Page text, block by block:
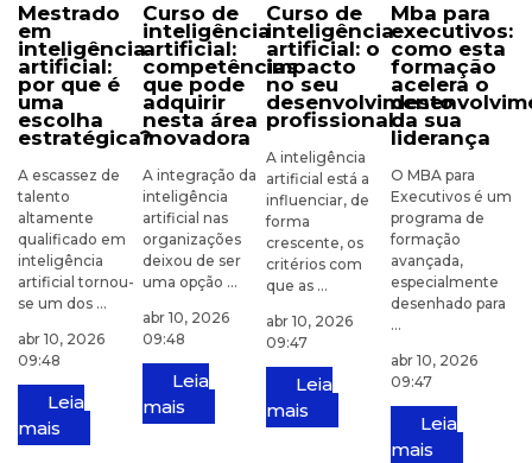
mestrado
em
inteligência
artificial:
por que é
uma
escolha
estratégica?
A escassez de
talento
altamente
qualificado em
inteligência
artificial tornou-
se um dos ...
abr 10, 2026
09:48
Leia
mais
curso de
inteligência
artificial:
competências
que pode
adquirir
nesta área
inovadora
A integração da
inteligência
artificial nas
organizações
deixou de ser
uma opção ...
abr 10, 2026
09:48
Leia
mais
curso de
inteligência
artificial: o
impacto
no seu
desenvolvimento
profissional
A inteligência
artificial está a
influenciar, de
forma
crescente, os
critérios com
que as ...
abr 10, 2026
09:47
Leia
mais
mba para
executivos:
como esta
formação
acelera o
da sua
liderança
O MBA para
Executivos é um
programa de
formação
avançada,
especialmente
desenhado para
...
abr 10, 2026
09:47
Leia
mais